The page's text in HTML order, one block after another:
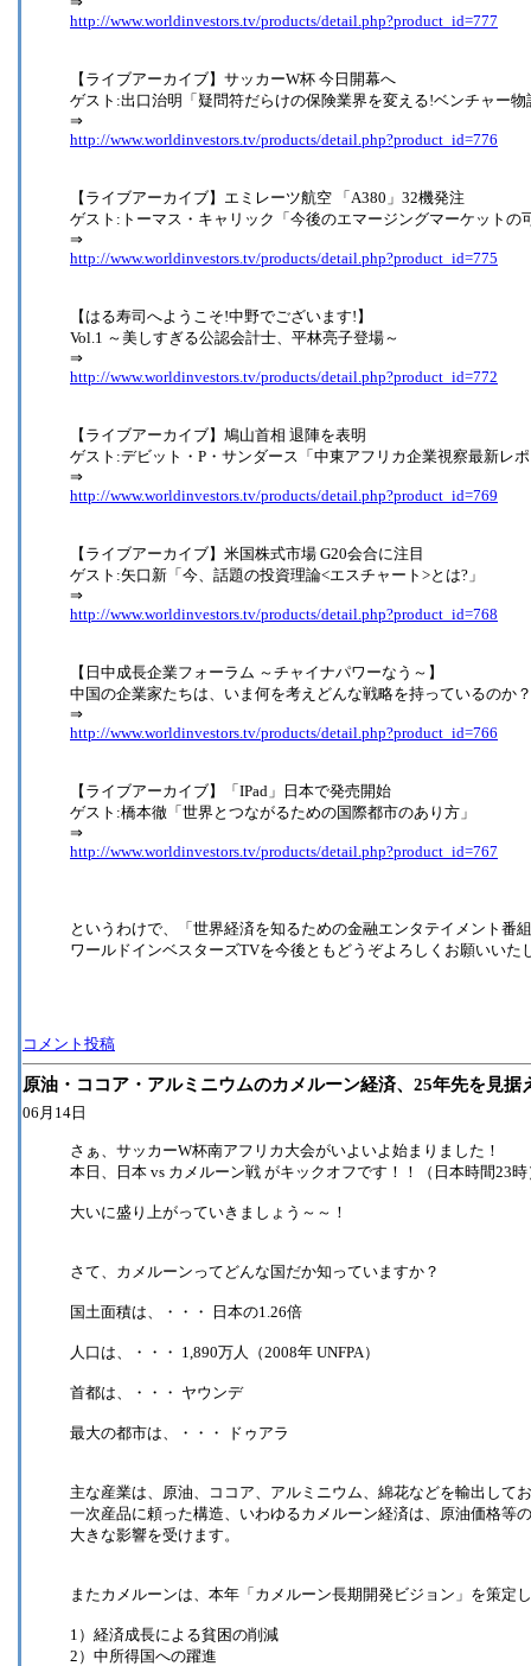
http://www.worldinvestors.tv/products/detail.php?product_id=777
【ライブアーカイブ】サッカーW杯 今日開幕へ
ゲスト:出口治明「疑問符だらけの保険業界を変える!ベンチャー物
⇒
http://www.worldinvestors.tv/products/detail.php?product_id=776
【ライブアーカイブ】エミレーツ航空 「A380」32機発注
ゲスト:トーマス・キャリック「今後のエマージングマーケットの
⇒
http://www.worldinvestors.tv/products/detail.php?product_id=775
【はる寿司へようこそ!中野でございます!】
Vol.1 ～美しすぎる公認会計士、平林亮子登場～
⇒
http://www.worldinvestors.tv/products/detail.php?product_id=772
【ライブアーカイブ】鳩山首相 退陣を表明
ゲスト:デビット・P・サンダース「中東アフリカ企業視察最新レ
⇒
http://www.worldinvestors.tv/products/detail.php?product_id=769
【ライブアーカイブ】米国株式市場 G20会合に注目
ゲスト:矢口新「今、話題の投資理論<エスチャート>とは?」
⇒
http://www.worldinvestors.tv/products/detail.php?product_id=768
【日中成長企業フォーラム ～チャイナパワーなう～】
中国の企業家たちは、いま何を考えどんな戦略を持っているのか？
⇒
http://www.worldinvestors.tv/products/detail.php?product_id=766
【ライブアーカイブ】「IPad」日本で発売開始
ゲスト:橋本徹「世界とつながるための国際都市のあり方」
⇒
http://www.worldinvestors.tv/products/detail.php?product_id=767
というわけで、「世界経済を知るための金融エンタテイメント番
ワールドインベスターズTVを今後ともどうぞよろしくお願いいた
コメント投稿
原油・ココア・アルミニウムのカメルーン経済、25年先を見据
06月14日
さぁ、サッカーW杯南アフリカ大会がいよいよ始まりました！
本日、日本 vs カメルーン戦 がキックオフです！！（日本時間23時
大いに盛り上がっていきましょう～～！
さて、カメルーンってどんな国だか知っていますか？
国土面積は、・・・ 日本の1.26倍
人口は、・・・ 1,890万人（2008年 UNFPA）
首都は、・・・ ヤウンデ
最大の都市は、・・・ ドゥアラ
主な産業は、原油、ココア、アルミニウム、綿花などを輸出して
一次産品に頼った構造、いわゆるカメルーン経済は、原油価格等
大きな影響を受けます。
またカメルーンは、本年「カメルーン長期開発ビジョン」を策定
1）経済成長による貧困の削減
2）中所得国への躍進